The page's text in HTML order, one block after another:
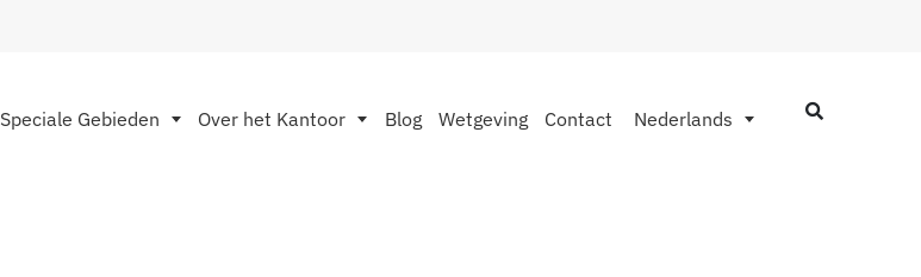
Speciale Gebieden Over het Kantoor Blog Wetgeving Contact Nederlands